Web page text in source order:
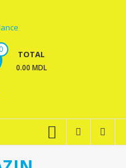
0 TOTAL
0.00 MDL